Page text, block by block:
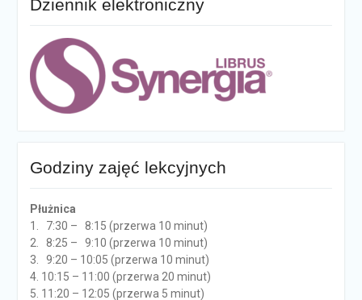
Dziennik elektroniczny
Godziny zajęć lekcyjnych
Płużnica
1. 7:30 – 8:15 (przerwa 10 minut)
2. 8:25 – 9:10 (przerwa 10 minut)
3. 9:20 – 10:05 (przerwa 10 minut)
4. 10:15 – 11:00 (przerwa 20 minut)
5. 11:20 – 12:05 (przerwa 5 minut)